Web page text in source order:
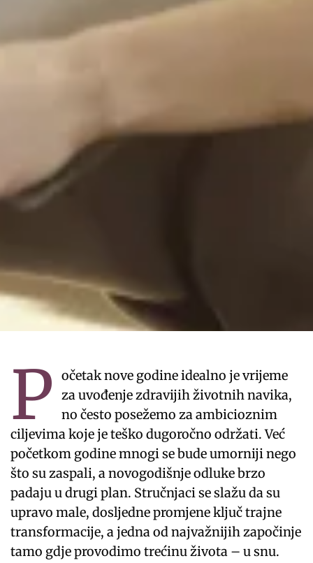
P
očetak nove godine idealno je vrijeme
za uvođenje zdravijih životnih navika,
no često posežemo za ambicioznim
ciljevima koje je teško dugoročno održati. Već
početkom godine mnogi se bude umorniji nego
što su zaspali, a novogodišnje odluke brzo
padaju u drugi plan. Stručnjaci se slažu da su
upravo male, dosljedne promjene ključ trajne
transformacije, a jedna od najvažnijih započinje
tamo gdje provodimo trećinu života – u snu.